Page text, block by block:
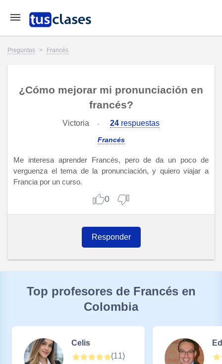
Preguntas > Francés
¿Cómo mejorar mi pronunciación en
francés?
Victoria 24 respuestas
Francés
Me interesa aprender Francés, pero de da un poco de
verguenza el tema de la pronunciación, y quiero viajar a
Francia por un curso.
0
Responder
Top profesores de Francés en
Colombia
Celis
(11)